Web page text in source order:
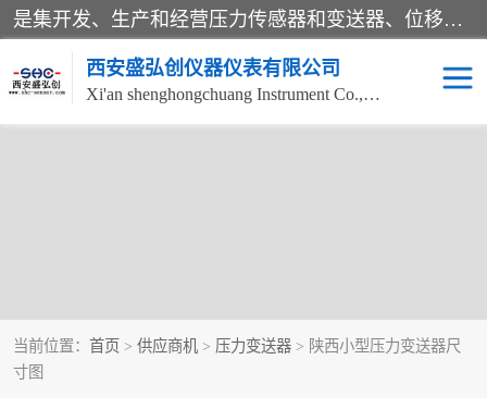
是集开发、生产和经营压力传感器和变送器、位移传感器和变送器、流量传感器和变送器、称重传感器和变送器、测力传感器和变送器、温湿度传感器和变送器、扭矩传感器、智能数显控制仪表等产品的化高新技术企业。
西安盛弘创仪器仪表有限公司
Xi'an shenghongchuang Instrument Co., Ltd
当前位置： 首页 > 供应商机 > 压力变送器 > 陕西小型压力变送器尺
寸图